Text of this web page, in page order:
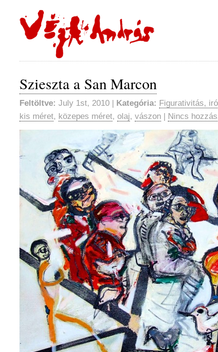
Szieszta a San Marcon
Feltöltve: July 1st, 2010 | Kategória: Figurativitás,
kis méret, közepes méret, olaj, vászon | Nincs